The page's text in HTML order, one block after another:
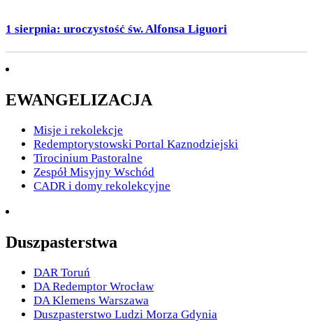
1 sierpnia: uroczystość św. Alfonsa Liguori
EWANGELIZACJA
Misje i rekolekcje
Redemptorystowski Portal Kaznodziejski
Tirocinium Pastoralne
Zespół Misyjny Wschód
CADR i domy rekolekcyjne
Duszpasterstwa
DAR Toruń
DA Redemptor Wrocław
DA Klemens Warszawa
Duszpasterstwo Ludzi Morza Gdynia